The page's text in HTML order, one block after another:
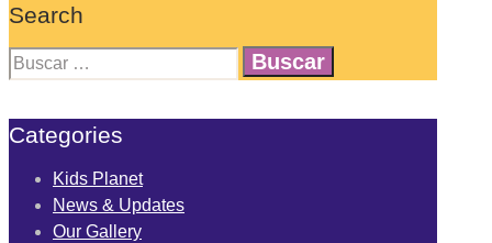
Search
Categories
Kids Planet
News & Updates
Our Gallery